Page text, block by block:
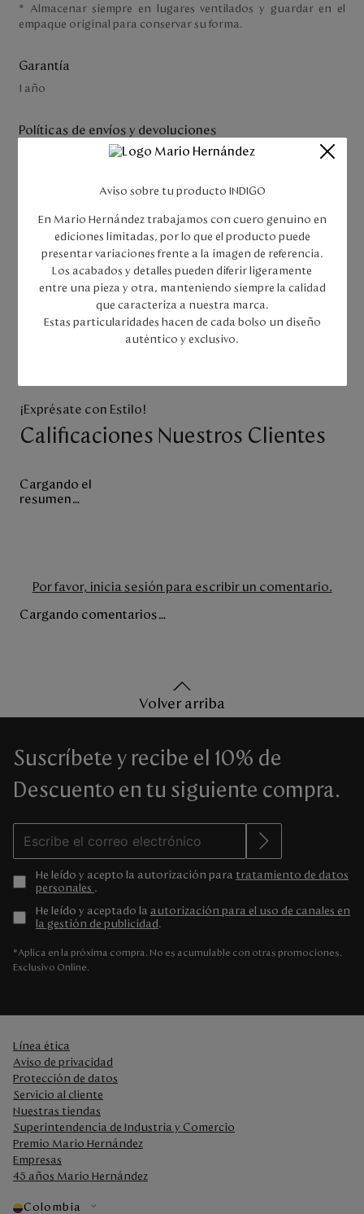
* Almacenar siempre en lugares ventilados y guardar en el
empaque original para conservar su forma.
Garantía
1 año
Políticas de envíos y devoluciones
Envío estándar gratis en compras superiores a $150.000. No
estimado de entrega varía según la ciudad de destino.
solicitar la devolución de su dinero por efectos de retracto,
reversión o cancelación de compras online, para ello, el cliente
deberá seguir los siguientes pasos.
clic aquípara consultar todas nuestras políticas de envíos,
cambios y devoluciones.
¡Exprésate con Estilo!
Calificaciones Nuestros Clientes
Cargando el
resumen…
Por favor, inicia sesión para escribir un comentario.
Cargando comentarios…
Volver arriba
Suscríbete y recibe el 10% de
Descuento en tu siguiente compra.
He leído y acepto la autorización para tratamiento de datos
personales .
He leído y aceptado la autorización para el uso de canales en
la gestión de publicidad .
*Aplica en la próxima compra. No es acumulable con otras promociones.
Exclusivo Online.
Línea ética
Aviso de privacidad
Protección de datos
Servicio al cliente
Nuestras tiendas
Superintendencia de Industria y Comercio
Premio Mario Hernández
Empresas
45 años Mario Hernández
Colombia
Aviso sobre tu producto INDIGO
En Mario Hernández trabajamos con cuero genuino en
ediciones limitadas, por lo que el producto puede
presentar variaciones frente a la imagen de referencia.
Los acabados y detalles pueden diferir ligeramente
entre una pieza y otra, manteniendo siempre la calidad
que caracteriza a nuestra marca.
Estas particularidades hacen de cada bolso un diseño
auténtico y exclusivo.